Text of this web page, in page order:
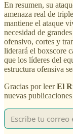
En resumen, su
amenaza real de
mantiene el ataque
necesidad de
ofensivo, cortes y
liderará el boxscore
que los líderes del
estructura ofensiva
Gracias por leerEl
nuevas